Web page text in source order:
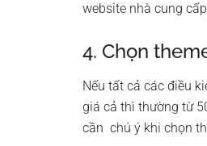
website nhà cung
4. Chọn
Nếu tất cả các điều
giá cả thì thường từ
cần chú ý khi chọn